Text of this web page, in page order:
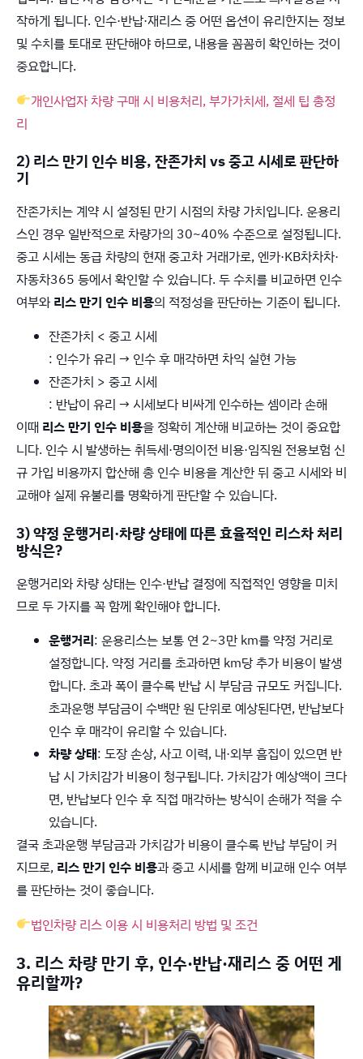
작하게 됩니다. 인수·반납·재리스 중 어떤 옵션이 유리한지는 정보
및 수치를 토대로 판단해야 하므로, 내용을 꼼꼼히 확인하는 것이
중요합니다.
개인사업자 차량 구매 시 비용처리, 부가가치세, 절세 팁 총정
리
2) 리스 만기 인수 비용, 잔존가치 vs 중고 시세로 판단하
기
잔존가치는 계약 시 설정된 만기 시점의 차량 가치입니다. 운용리
스인 경우 일반적으로 차량가의 30~40% 수준으로 설정됩니다.
중고 시세는 동급 차량의 현재 중고차 거래가로, 엔카·KB차차차·
자동차365 등에서 확인할 수 있습니다. 두 수치를 비교하면 인수
여부와 리스 만기 인수 비용의 적정성을 판단하는 기준이 됩니다.
잔존가치 < 중고 시세
: 인수가 유리 → 인수 후 매각하면 차익 실현 가능
잔존가치 > 중고 시세
: 반납이 유리 → 시세보다 비싸게 인수하는 셈이라 손해
이때 리스 만기 인수 비용을 정확히 계산해 비교하는 것이 중요합
니다. 인수 시 발생하는 취득세·명의이전 비용·임직원 전용보험 신
규 가입 비용까지 합산해 총 인수 비용을 계산한 뒤 중고 시세와 비
교해야 실제 유불리를 명확하게 판단할 수 있습니다.
3) 약정 운행거리·차량 상태에 따른 효율적인 리스차 처리
방식은?
운행거리와 차량 상태는 인수·반납 결정에 직접적인 영향을 미치
므로 두 가지를 꼭 함께 확인해야 합니다.
운행거리: 운용리스는 보통 연 2~3만 km를 약정 거리로
설정합니다. 약정 거리를 초과하면 km당 추가 비용이 발생
합니다. 초과 폭이 클수록 반납 시 부담금 규모도 커집니다.
초과운행 부담금이 수백만 원 단위로 예상된다면, 반납보다
인수 후 매각이 유리할 수 있습니다.
차량 상태: 도장 손상, 사고 이력, 내·외부 흠집이 있으면 반
납 시 가치감가 비용이 청구됩니다. 가치감가 예상액이 크다
면, 반납보다 인수 후 직접 매각하는 방식이 손해가 적을 수
있습니다.
결국 초과운행 부담금과 가치감가 비용이 클수록 반납 부담이 커
지므로, 리스 만기 인수 비용과 중고 시세를 함께 비교해 인수 여부
를 판단하는 것이 좋습니다.
법인차량 리스 이용 시 비용처리 방법 및 조건
3. 리스 차량 만기 후, 인수·반납·재리스 중 어떤 게
유리할까?